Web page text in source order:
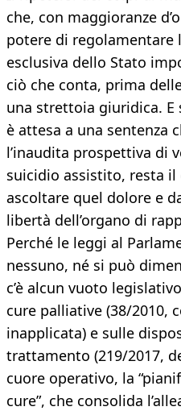
che, con maggioranze
potere di regolamentare
esclusiva dello Stato
ciò che conta, prima
una strettoia giuridica. E
è attesa a una sentenza
l’inaudita prospettiva di
suicidio assistito, resta
ascoltare quel dolore e
libertà dell’organo di
Perché le leggi al
nessuno, né si può
c’è alcun vuoto
cure palliative (38/2010,
inapplicata) e sulle
trattamento (219/2017,
cuore operativo, la
cure”, che consolida